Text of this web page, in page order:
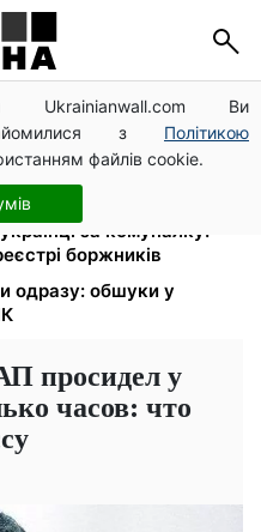
Ukrainianwall.com Ви
з Політикою
файлів cookie.
скасувала
кияни масово
грн за проїзд
за комуналку:
боржників
одразу: обшуки у
просидел у
часов: что